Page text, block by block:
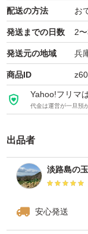
入ご遠慮下さい。
重さ：段ボール込
からは判別できな
傷む場合がござい
品物：小さいも
（その時々によっ
等、内容に偏りが
#冬野菜 #玉ねぎ
配送の方法 お
発送までの日数 2
発送元の地域 兵
商品ID
Yahoo!フリマ
代金は運営が一旦預
出品者
淡路島の
安心発送